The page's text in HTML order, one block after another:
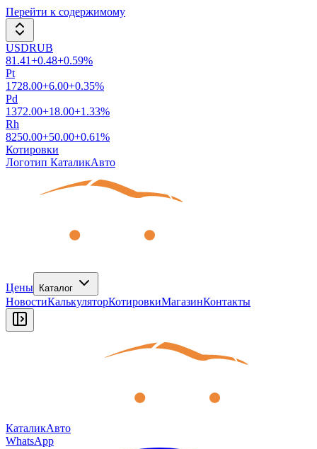
Перейти к содержимому
USDRUB
81.41+0.48+0.59%
Pt
1728.00+6.00+0.35%
Pd
1372.00+18.00+1.33%
Rh
8250.00+50.00+0.61%
Котировки
Логотип КаталикАвто
Цены Каталог
НовостиКалькуляторКотировкиМагазинКонтакты
КаталикАвто
WhatsApp